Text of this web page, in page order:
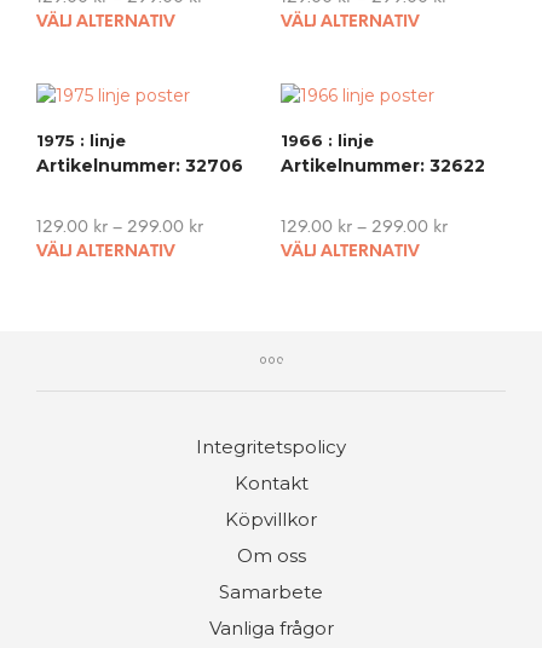
VÄLJ ALTERNATIV
This
multiple
The
options
be
chosen
VÄLJ ALTERNATIV
1975 : linje
Artikelnummer: 32706
129.00 kr – 299.00 kr
VÄLJ ALTERNATIV
This
be
chosen
the
product
1966 : linje
Artikelnummer: 32622
129.00 kr– 299.00 kr
VÄLJ ALTERNATIV
Integritetspolicy
Kontakt
Köpvillkor
Om oss
Samarbete
Vanliga frågor